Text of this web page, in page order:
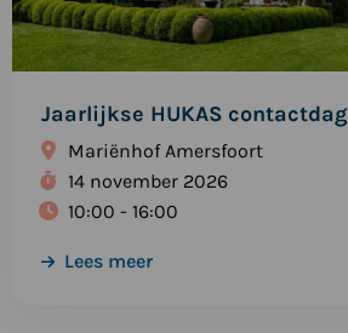
Jaarlijkse HUKAS contactdag
Mariënhof Amersfoort
14 november 2026
10:00 - 16:00
Lees meer